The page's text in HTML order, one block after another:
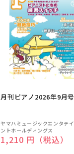
月刊ピアノ2026年9月号
販
売
元:
ヤマハミュージックエンタテ
ントホールディングス
通常価格
1,210 円（税込）